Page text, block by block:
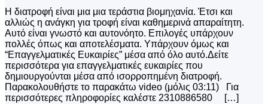
Η διατροφή είναι μια μια τεράστια βιομηχανία. Έτσι και
αλλιώς η ανάγκη για τροφή είναι καθημερινά απαραίτητη.
Αυτό είναι γνωστό και αυτονόητο. Επιλογές υπάρχουν
πολλές όπως και αποτελέσματα. Υπάρχουν όμως και
“Επαγγελματικές Ευκαιρίες” μέσα από όλο αυτό.Δείτε
περισσότερα για επαγγελματικές ευκαιρίες που
δημιουργούνται μέσα από ισορροπημένη διατροφή.
Παρακολουθήστε το παρακάτω video (μόλις 03:11) Για
περισσότερες πληροφορίες καλέστε 2310886580 […]